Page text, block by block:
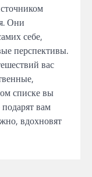
Они
себе,
перспективы.
вас
списке вы
вам
вдохновят